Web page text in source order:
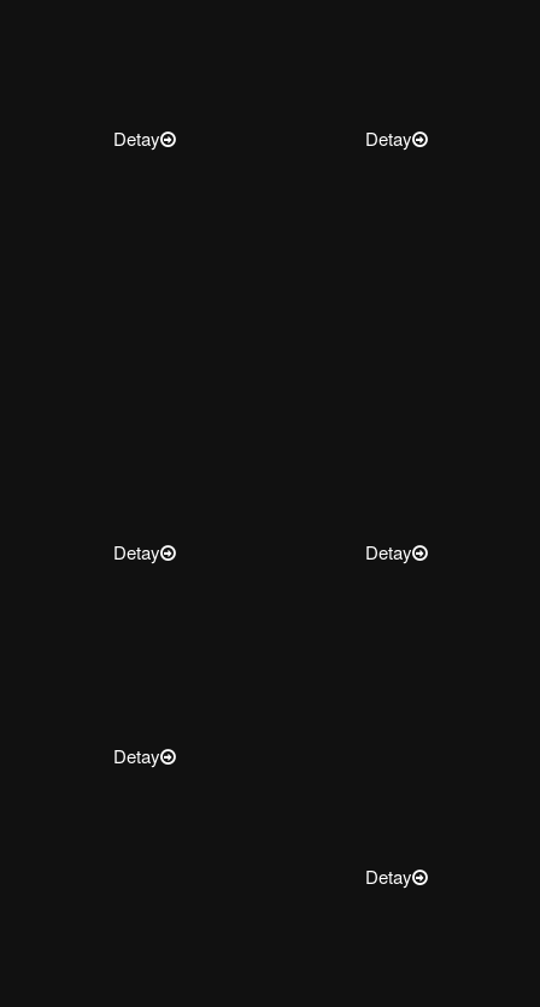
Detay Detay
Detay Detay
Detay
Detay